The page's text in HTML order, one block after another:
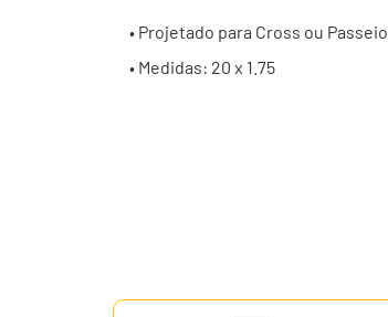
• Projetado para Cross ou Passeio
• Medidas: 20 x 1.75